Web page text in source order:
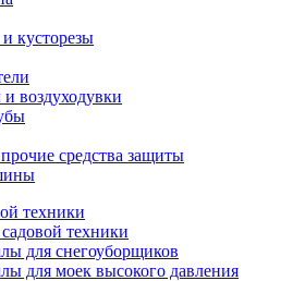
кусторезы
воздуходувки
средства защиты
техники
техники
для снегоуборщиков
для моек высокого давления